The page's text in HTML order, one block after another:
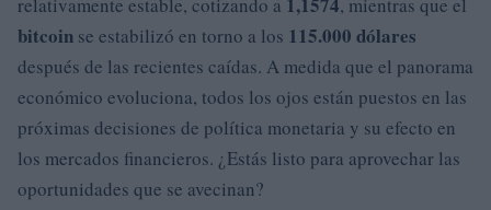
bitcoin se estabilizó en torno a los 115.000 dólares
después de las recientes caídas. A medida que el panorama
económico evoluciona, todos los ojos están puestos en las
próximas decisiones de política monetaria y su efecto en
los mercados financieros. ¿Estás listo para aprovechar las
oportunidades que se avecinan?